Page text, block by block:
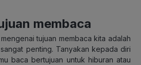
membaca
tujuan membaca kita adalah
penting. Tanyakan kepada diri
baca bertujuan untuk hiburan atau